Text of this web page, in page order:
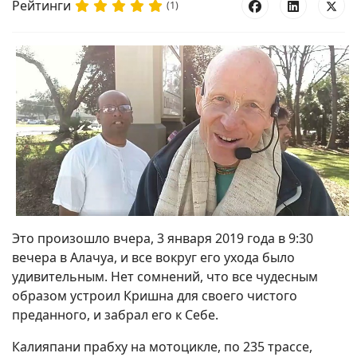
Рейтинги (1)
Это произошло вчера, 3 января 2019 года в 9:30
вечера в Алачуа, и все вокруг его ухода было
удивительным. Нет сомнений, что все чудесным
образом устроил Кришна для своего чистого
преданного, и забрал его к Себе.
Калияпани прабху на мотоцикле, по 235 трассе,